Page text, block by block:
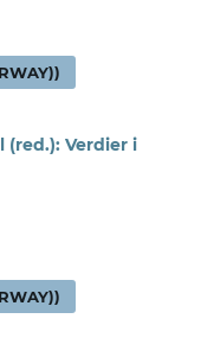
(red.): Verdier i